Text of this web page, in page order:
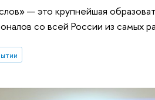
— это крупнейшая
со всей России из самых